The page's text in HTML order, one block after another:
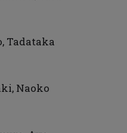
Tadataka
Naoko